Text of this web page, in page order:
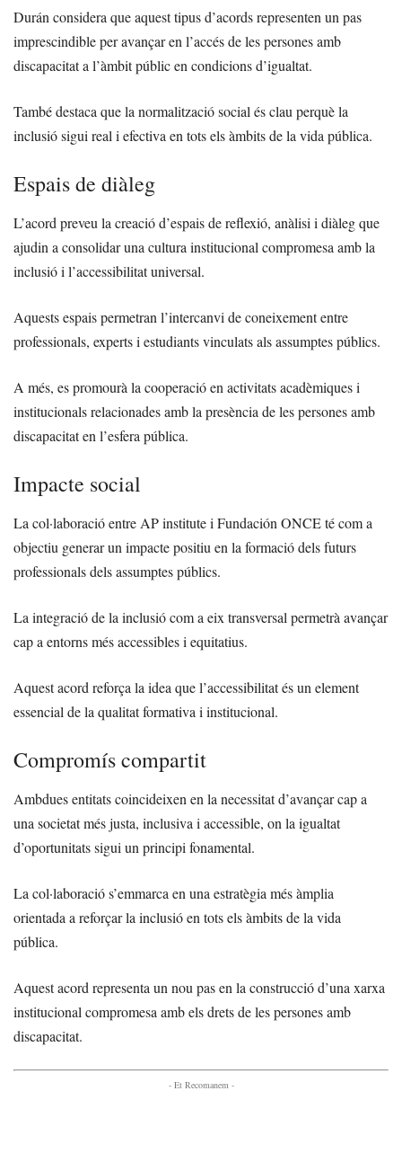
Durán considera que aquest tipus d’acords representen un pas
imprescindible per avançar en l’accés de les persones amb
discapacitat a l’àmbit públic en condicions d’igualtat.
També destaca que la normalització social és clau perquè la
inclusió sigui real i efectiva en tots els àmbits de la vida pública.
Espais de diàleg
L’acord preveu la creació d’espais de reflexió, anàlisi i diàleg que
ajudin a consolidar una cultura institucional compromesa amb la
inclusió i l’accessibilitat universal.
Aquests espais permetran l’intercanvi de coneixement entre
professionals, experts i estudiants vinculats als assumptes públics.
A més, es promourà la cooperació en activitats acadèmiques i
institucionals relacionades amb la presència de les persones amb
discapacitat en l’esfera pública.
Impacte social
La col·laboració entre AP institute i Fundación ONCE té com a
objectiu generar un impacte positiu en la formació dels futurs
professionals dels assumptes públics.
La integració de la inclusió com a eix transversal permetrà avançar
cap a entorns més accessibles i equitatius.
Aquest acord reforça la idea que l’accessibilitat és un element
essencial de la qualitat formativa i institucional.
Compromís compartit
Ambdues entitats coincideixen en la necessitat d’avançar cap a
una societat més justa, inclusiva i accessible, on la igualtat
d’oportunitats sigui un principi fonamental.
La col·laboració s’emmarca en una estratègia més àmplia
orientada a reforçar la inclusió en tots els àmbits de la vida
pública.
Aquest acord representa un nou pas en la construcció d’una xarxa
institucional compromesa amb els drets de les persones amb
discapacitat.
- Et Recomanem -